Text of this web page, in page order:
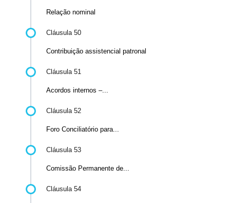
Relação nominal
Cláusula 50
Contribuição assistencial patronal
Cláusula 51
Acordos internos –...
Cláusula 52
Foro Conciliatório para...
Cláusula 53
Comissão Permanente de...
Cláusula 54